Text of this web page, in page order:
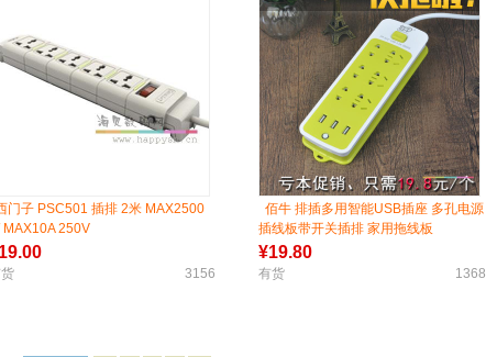
门子 PSC501 插排 2米 MAX2500
MAX10A 250V
19.00
3156
佰牛 排插多用智能USB插座 多孔电源
插线板带开关插排 家用拖线板
¥19.80
有货 1368